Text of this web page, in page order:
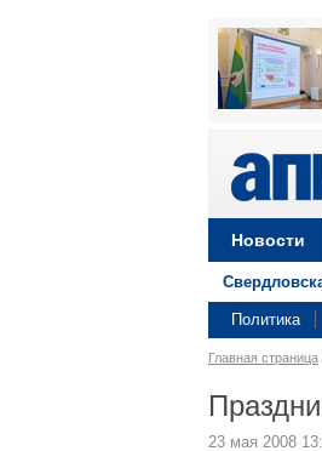
Новости
Политика
Главная страница
23 мая 2008